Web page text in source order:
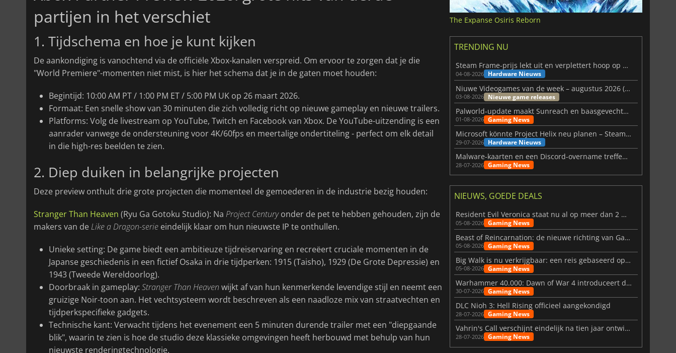
partijen in het verschiet
1. Tijdschema en hoe je kunt kijken
De aankondiging is vanochtend via de officiële Xbox-kanalen verspreid. Om ervoor te zorgen dat je die
"World Premiere"-momenten niet mist, is hier het schema dat je in de gaten moet houden:
Begintijd: 10:00 AM PT / 1:00 PM ET / 5:00 PM UK op 26 maart 2026.
Formaat: Een snelle show van 30 minuten die zich volledig richt op nieuwe gameplay en nieuwe trailers.
Platforms: Volg de livestream op YouTube, Twitch en Facebook van Xbox. De YouTube-uitzending is een
aanrader vanwege de ondersteuning voor 4K/60fps en meertalige ondertiteling - perfect om elk detail
in die high-res beelden te zien.
2. Diep duiken in belangrijke projecten
Deze preview onthult drie grote projecten die momenteel de gemoederen in de industrie bezig houden:
Stranger Than Heaven (Ryu Ga Gotoku Studio): Na Project Centuryonder de pet te hebben gehouden, zijn de
makers van deLike a Dragon-serie eindelijk klaar om hun nieuwste IP te onthullen.
Unieke setting: De game biedt een ambitieuze tijdreiservaring en recreëert cruciale momenten in de
Japanse geschiedenis in een fictief Osaka in drie tijdperken: 1915 (Taisho), 1929 (De Grote Depressie) en
1943 (Tweede Wereldoorlog).
Doorbraak in gameplay: Stranger Than Heaven wijkt af van hun kenmerkende levendige stijl en neemt een
gruizige Noir-toon aan. Het vechtsysteem wordt beschreven als een naadloze mix van straatvechten en
tijdperkspecifieke gadgets.
Technische kant: Verwacht tijdens het evenement een 5 minuten durende trailer met een "diepgaande
blik", waarin te zien is hoe de studio deze klassieke omgevingen heeft herbouwd met behulp van hun
nieuwste renderingtechnologie.
The Expanse Osiris Reborn
TRENDING NU
Steam Frame-prijs lekt uit en verplettert hoop op betaalbare VR
04-08-2026 Hardware Nieuws
Niuwe Videogames van de week – augustus 2026 (week 32)
03-08-2026 Nieuwe game releases
Palworld-update maakt Sunreach en baasgevechten stabieler
01-08-2026 Gaming News
Microsoft könnte Project Helix neu planen – Steam-Support wackelt
29-07-2026 Hardware Nieuws
Malware-kaarten en een Discord-overname treffen Meccha Chameleon
28-07-2026 Gaming News
NIEUWS, GOEDE DEALS
Resident Evil Veronica staat nu al op meer dan 2 miljoen verlanglijstjes
05-08-2026 Gaming News
Beast of Reincarnation: de nieuwe richting van Game Freak
05-08-2026 Gaming News
Big Walk is nu verkrijgbaar: een reis gebaseerd op vriendschap
05-08-2026 Gaming News
Warhammer 40.000: Dawn of War 4 introduceert de Necron-factie
30-07-2026 Gaming News
DLC Nioh 3: Hell Rising officieel aangekondigd
28-07-2026 Gaming News
Vahrin's Call verschijnt eindelijk na tien jaar ontwikkeling
28-07-2026 Gaming News